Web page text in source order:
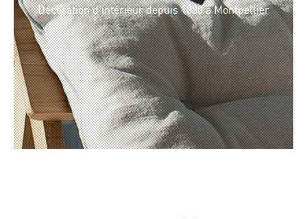
Décoration d'intérieur depuis 1880 à Montpellier